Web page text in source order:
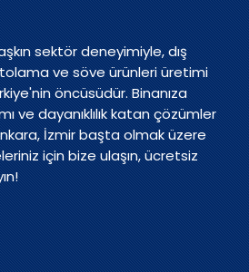
aşkın sektör deneyimiyle, dış
ve söve ürünleri üretimi
öncüsüdür. Binanıza
ve dayanıklılık katan çözümler
İzmir başta olmak üzere
için bize ulaşın, ücretsiz